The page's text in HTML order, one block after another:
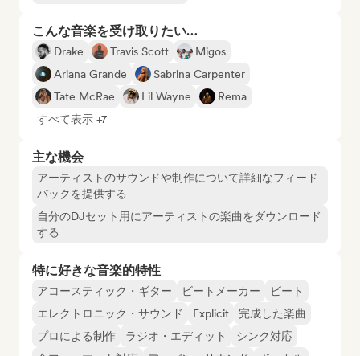
こんな音楽を受け取りたい…
Drake Travis Scott
Migos
Ariana Grande
Sabrina Carpenter
Tate McRae
Lil Wayne
Rema
すべて表示 +7
主な機会
アーティストのサウンドや制作について詳細なフィード
バックを提供する
自分のDJセット用にアーティストの楽曲をダウンロード
する
特に好きな音楽的特性
アコースティック・ギター ビートメーカー
ビート
エレクトロニック・サウンド
Explicit
完成した楽曲
プロによる制作
ラジオ・エディット
シンク対応